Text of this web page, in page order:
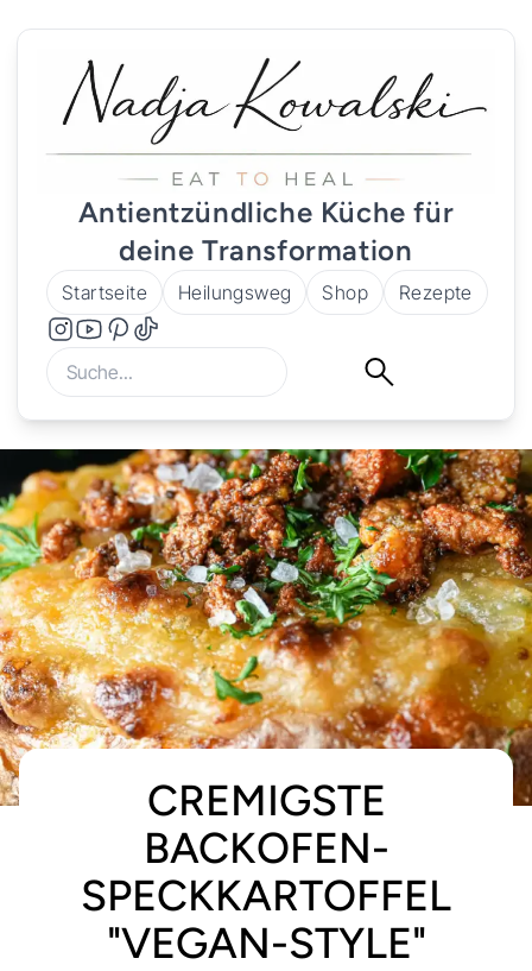
Antientzündliche Küche für
deine Transformation
Startseite Heilungsweg Shop Rezepte
CREMIGSTE
BACKOFEN-
SPECKKARTOFFEL
"VEGAN-STYLE"